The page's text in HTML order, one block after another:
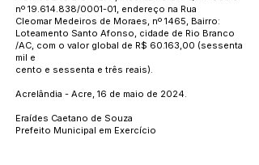
nº 19.614.838/0001-01, endereço na Rua
Cleomar Medeiros de Moraes, nº 1465, Bairro:
Loteamento Santo Afonso, cidade de Rio Branco
/AC, com o valor global de R$ 60.163,00 (sessenta
mil e
cento e sessenta e três reais).
Acrelândia - Acre, 16 de maio de 2024.
Eraídes Caetano de Souza
Prefeito Municipal em Exercício